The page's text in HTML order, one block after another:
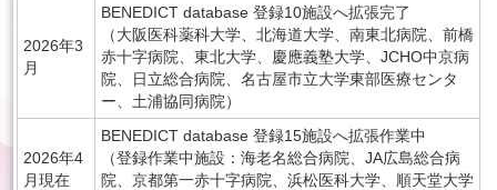
2026年3
月
BENEDICT database 登録10施設へ拡張完了
（大阪医科薬科大学、北海道大学、南東北病院、前橋
赤十字病院、東北大学、慶應義塾大学、JCHO中京病
院、日立総合病院、名古屋市立大学東部医療センタ
ー、土浦協同病院）
2026年4
月現在
BENEDICT database 登録15施設へ拡張作業中
（登録作業中施設：海老名総合病院、JA広島総合病
院、京都第一赤十字病院、浜松医科大学、順天堂大学